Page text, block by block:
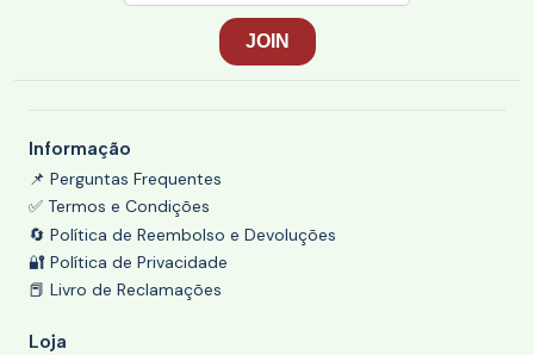
Informação
📌 Perguntas Frequentes
✅ Termos e Condições
🔄 Política de Reembolso e Devoluções
🔐 Política de Privacidade
📕 Livro de Reclamações
Loja